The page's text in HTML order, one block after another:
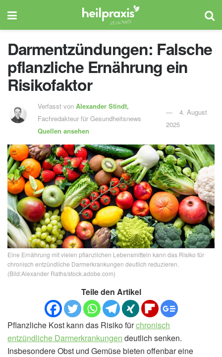
Darmentzündungen: Falsche
pflanzliche Ernährung ein
Risikofaktor
Verfasst vonAlexander Stindt,
Fachredakteur für Gesundheitsnews
Quellen ansehen
4. August
2025
Eine Ernährung mit vielen pflanzlichen Lebensmitteln kann das Risiko für
chronisch entzündliche Darmerkrankungen deutlich reduzieren.
(Bild:Alexander Raths/stock.adobe.com)
Teile den Artikel
Pflanzliche Kost kann das Risiko fürchronisch
entzündliche Darmerkrankungen deutlich senken.
Insbesondere Obst und Gemüse bieten offenbar eine